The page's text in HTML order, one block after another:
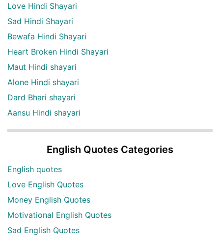
Love Hindi Shayari
Sad Hindi Shayari
Bewafa Hindi Shayari
Heart Broken Hindi Shayari
Maut Hindi shayari
Alone Hindi shayari
Dard Bhari shayari
Aansu Hindi shayari
English Quotes Categories
English quotes
Love English Quotes
Money English Quotes
Motivational English Quotes
Sad English Quotes